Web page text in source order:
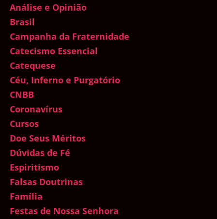
Análise e Opinião
Brasil
Campanha da Fraternidade
Catecismo Essencial
Catequese
Céu, Inferno e Purgatório
CNBB
Coronavírus
Cursos
Doe Seus Méritos
Dúvidas de Fé
Espiritismo
Falsas Doutrinas
Família
Festas de Nossa Senhora